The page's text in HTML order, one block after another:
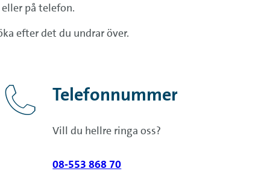
på telefon.
efter det du undrar över.
Telefonnummer
Vill du hellre ringa oss?
08-553 868 70